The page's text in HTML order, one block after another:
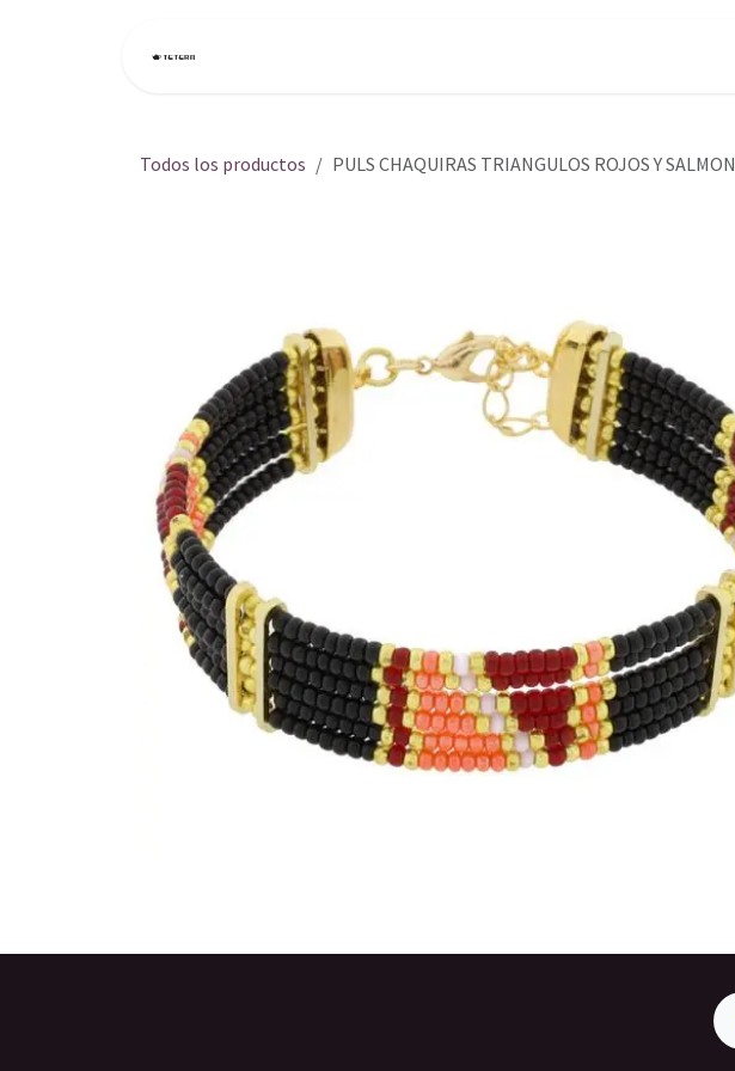
Todos los productos PULS CHAQUIRAS TRIANGULOS ROJOS Y SALMON